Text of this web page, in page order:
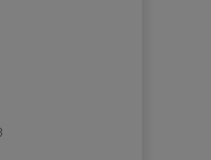
05-28